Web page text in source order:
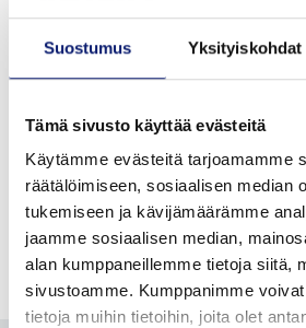
Suostumus Yksityiskohdat
Tämä sivusto käyttää evästeitä
Käytämme evästeitä tarjoamamme
räätälöimiseen, sosiaalisen median
tukemiseen ja kävijämäärämme
jaamme sosiaalisen median,
alan kumppaneillemme tietoja siitä,
sivustoamme. Kumppanimme
tietoja muihin tietoihin, joita olet
luottopäätöksen. Myös muita
Tarjous koskee uusia
rajoitetun ajan.
Toimintamatka- ja kulutusarvot on
automallien väliseen vertailuun.
toimintamatkaan vaikuttavat muun
ajotapa, ajonopeus, lämpötila, keli-
auton kuormaus.